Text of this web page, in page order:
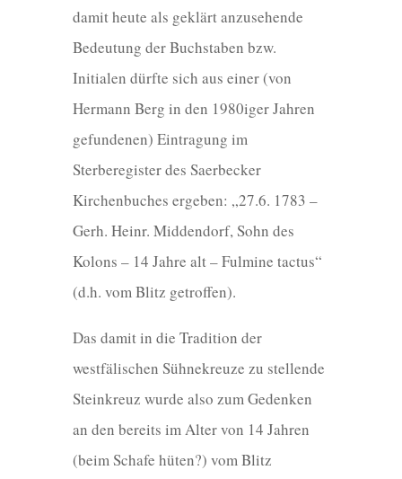
damit heute als geklärt anzusehende
Bedeutung der Buchstaben bzw.
Initialen dürfte sich aus einer (von
Hermann Berg in den 1980iger Jahren
gefundenen) Eintragung im
Sterberegister des Saerbecker
Kirchenbuches ergeben: „27.6. 1783 –
Gerh. Heinr. Middendorf, Sohn des
Kolons – 14 Jahre alt – Fulmine tactus“
(d.h. vom Blitz getroffen).
Das damit in die Tradition der
westfälischen Sühnekreuze zu stellende
Steinkreuz wurde also zum Gedenken
an den bereits im Alter von 14 Jahren
(beim Schafe hüten?) vom Blitz